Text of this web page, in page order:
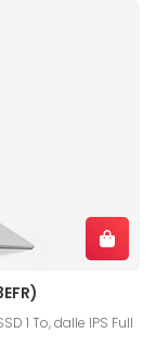
1 To, dalle IPS Full